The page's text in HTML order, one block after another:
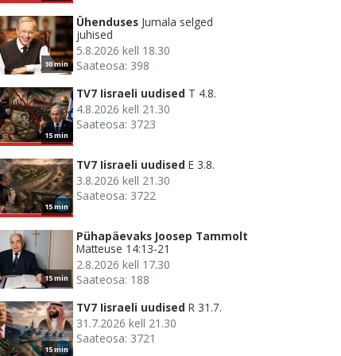
30 min
Ühenduses Jumala selged
juhised
5.8.2026 kell 18.30
Saateosa: 398
15 min
TV7 Iisraeli uudised T 4.8.
4.8.2026 kell 21.30
Saateosa: 3723
15 min
TV7 Iisraeli uudised E 3.8.
3.8.2026 kell 21.30
Saateosa: 3722
15 min
Pühapäevaks Joosep Tammolt
Matteuse 14:13-21
2.8.2026 kell 17.30
Saateosa: 188
15 min
TV7 Iisraeli uudised R 31.7.
31.7.2026 kell 21.30
Saateosa: 3721